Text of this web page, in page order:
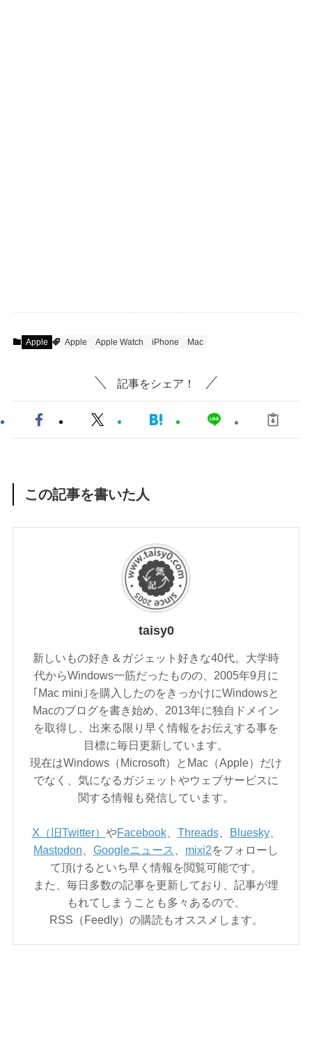
Apple Apple Apple Watch iPhone Mac
記事をシェア！
この記事を書いた人
taisy0
新しいもの好き＆ガジェット好きな40代。大学時
代からWindows一筋だったものの、2005年9月に
｢Mac mini｣を購入したのをきっかけにWindowsと
Macのブログを書き始め、2013年に独自ドメイン
を取得し、出来る限り早く情報をお伝えする事を
目標に毎日更新しています。
現在はWindows（Microsoft）とMac（Apple）だけ
でなく、気になるガジェットやウェブサービスに
関する情報も発信しています。
X（旧Twitter） やFacebook、 Threads、 Bluesky、
Mastodon
Googleニュース mixi2をフォローし
て頂けるといち早く情報を閲覧可能です。
また、毎日多数の記事を更新しており、記事が埋
もれてしまうことも多々あるので、
RSS（Feedly）の購読もオススメします。